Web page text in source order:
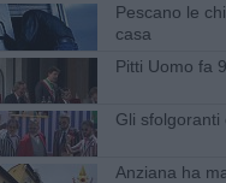
Pescano le
casa
Pitti Uomo fa
Gli sfolgoranti
Anziana ha